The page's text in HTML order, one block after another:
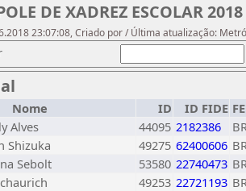
DE XADREZ ESCOLAR
23:07:08, Criado por / Última atualização:
Nome ID ID FIDE
Alves 44095 2182386
Shizuka 49275 62400606
Sebolt 53580 22740473
49253 22721193